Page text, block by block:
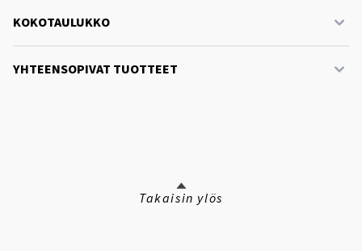
KOKOTAULUKKO
YHTEENSOPIVAT TUOTTEET
Takaisin ylös